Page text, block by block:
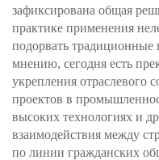
зафиксирована общая
практике применения
подорвать традиционные
мнению, сегодня есть
укрепления отраслевого
проектов в
высоких технологиях и
взаимодействия между
по линии гражданских